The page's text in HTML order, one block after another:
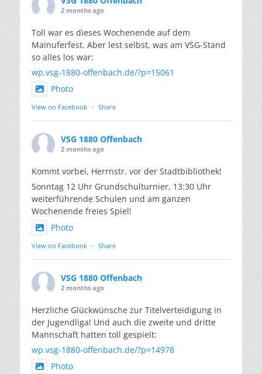
2 months ago
Toll war es dieses Wochenende auf dem
Mainuferfest. Aber lest selbst, was am VSG-Stand
so alles los war:
wp.vsg-1880-offenbach.de/?p=15061
Photo
View on Facebook · Share
VSG 1880 Offenbach
2 months ago
Kommt vorbei, Herrnstr. vor der Stadtbibliothek!
Sonntag 12 Uhr Grundschulturnier, 13:30 Uhr
weiterführende Schulen und am ganzen
Wochenende freies Spiel!
Photo
View on Facebook · Share
VSG 1880 Offenbach
2 months ago
Herzliche Glückwünsche zur Titelverteidigung in
der Jugendliga! Und auch die zweite und dritte
Mannschaft hatten toll gespielt:
wp.vsg-1880-offenbach.de/?p=14978
Photo